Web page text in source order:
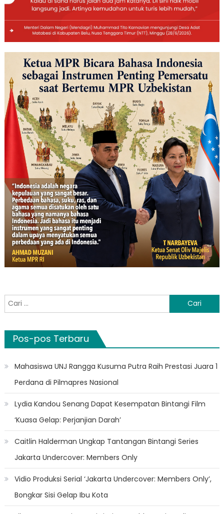
Cari
untuk:
Pos-pos Terbaru
Mahasiswa UNJ Rangga Kusuma Putra Raih Prestasi Juara 1
Perdana di Pilmapres Nasional
Lydia Kandou Senang Dapat Kesempatan Bintangi Film
‘Kuasa Gelap: Perjanjian Darah’
Caitlin Halderman Ungkap Tantangan Bintangi Series
Jakarta Undercover: Members Only
Vidio Produksi Serial ‘Jakarta Undercover: Members Only’,
Bongkar Sisi Gelap Ibu Kota